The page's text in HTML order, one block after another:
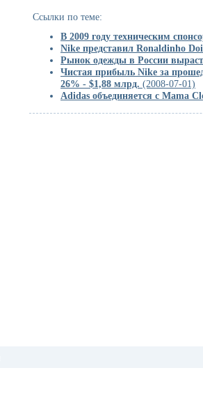
Ссылки по теме:
В 2009 году техническим
Nike представил Ronaldinho
Рынок одежды в России
Чистая прибыль Nike за
26% - $1,88 млрд. (2008-07-01)
Adidas объединяется с Mama